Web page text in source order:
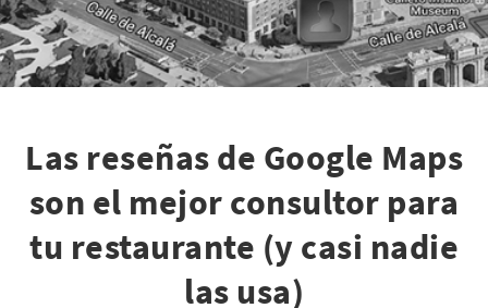
Las reseñas de Google Maps
son el mejor consultor para
tu restaurante (y casi nadie
las usa)